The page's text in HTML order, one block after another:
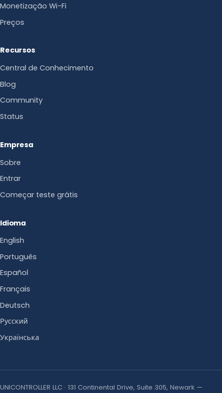
Monetização Wi-Fi
Preços
Recursos
Central de Conhecimento
Blog
Community
Status
Empresa
Sobre
Entrar
Começar teste grátis
Idioma
English
Português
Español
Français
Deutsch
Русский
Українська
UNICONTROLLER LLC · 131 Continental Drive, Suite 305, Newark —